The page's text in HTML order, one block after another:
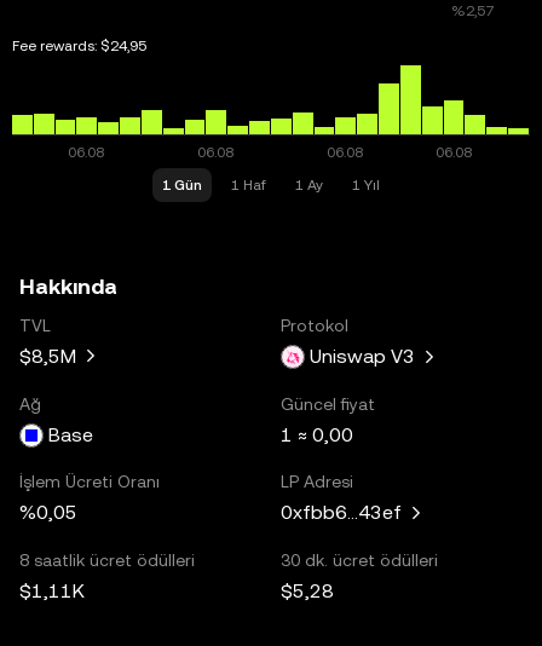
Fee rewards: $24,95
1 Gün 1 Haf 1 Ay 1 Yıl
Hakkında
TVL
$8,5M
Protokol
Uniswap V3
Ağ
Base
Güncel fiyat
1 ≈ 0,00
İşlem Ücreti Oranı
%0,05
LP Adresi
0xfbb6...43ef
8 saatlik ücret ödülleri
$1,11K
30 dk. ücret ödülleri
$5,28